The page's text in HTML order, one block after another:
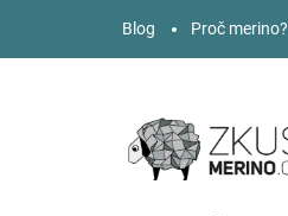
obsah
Blog Proč merino?